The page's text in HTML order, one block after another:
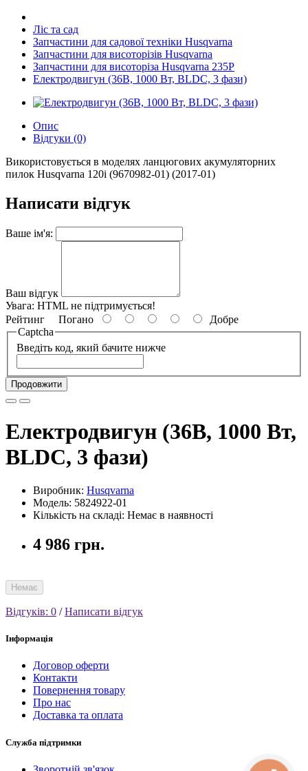
Ліс та сад
Запчастини для садової техніки Husqvarna
Запчастини для висоторізів Husqvarna
Запчастини для висоторіза Husqvarna 235P
Електродвигун (36В, 1000 Вт, BLDC, 3 фази)
Опис
Відгуки (0)
Використовується в моделях ланцюгових акумуляторних
пилок Husqvarna 120i (9670982-01) (2017-01)
Написати відгук
Ваше ім'я:
Ваш відгук
Увага: HTML не підтримується!
Рейтинг Погано
Добре
Captcha
Введіть код, який бачите нижче
Продовжити
Електродвигун (36В, 1000 Вт,
BLDC, 3 фази)
Виробник: Husqvarna
Модель: 5824922-01
Кількість на складі: Немає в наявності
4 986 грн.
Немає
Відгуків: 0 /Написати відгук
Інформація
Договор оферти
Контакти
Повернення товару
Про нас
Доставка та оплата
Служба підтримки